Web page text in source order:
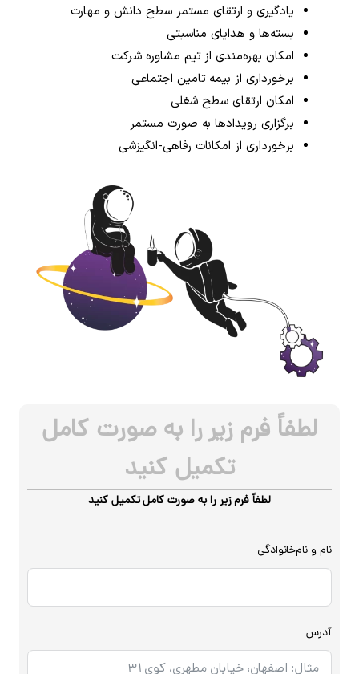
یادگیری و ارتقای مستمر سطح دانش و مهارت
بسته‌ها و هدایای مناسبتی
امکان بهره‌مندی از تیم مشاوره شرکت
برخورداری از بیمه تامین اجتماعی
امکان ارتقای سطح شغلی
برگزاری رویدادها به صورت مستمر
برخورداری از امکانات رفاهی-انگیزشی
لطفاً فرم زیر را به صورت کامل
تکمیل کنید
لطفاً فرم زیر را به صورت کامل تکمیل کنید
نام و نام‌خانوادگی
آدرس